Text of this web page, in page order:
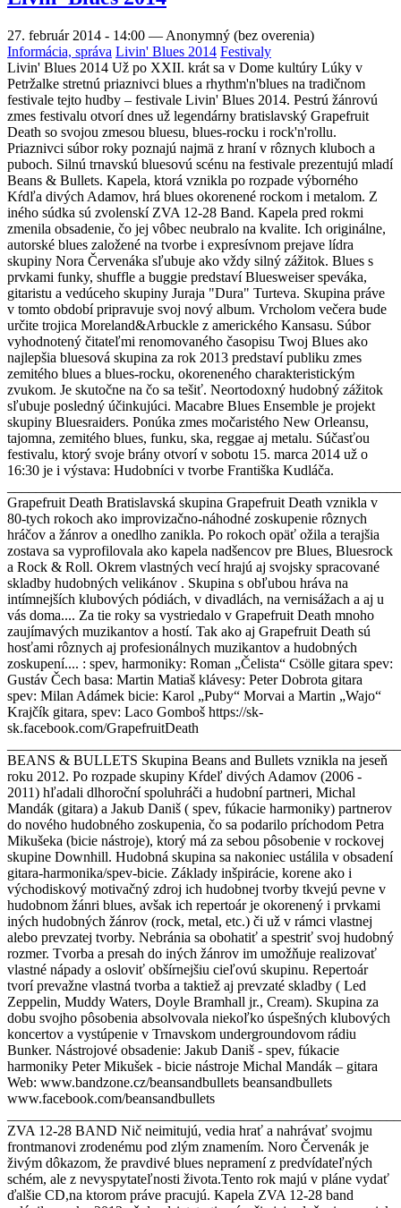
27. február 2014 - 14:00 — Anonymný (bez overenia)
Informácia, správa Livin' Blues 2014 Festivaly
Livin' Blues 2014 Už po XXII. krát sa v Dome kultúry Lúky v
Petržalke stretnú priaznivci blues a rhythm'n'blues na tradičnom
festivale tejto hudby – festivale Livin' Blues 2014. Pestrú žánrovú
zmes festivalu otvorí dnes už legendárny bratislavský Grapefruit
Death so svojou zmesou bluesu, blues-rocku i rock'n'rollu.
Priaznivci súbor roky poznajú najmä z hraní v rôznych kluboch a
puboch. Silnú trnavskú bluesovú scénu na festivale prezentujú mladí
Beans & Bullets. Kapela, ktorá vznikla po rozpade výborného
Kŕdľa divých Adamov, hrá blues okorenené rockom i metalom. Z
iného súdka sú zvolenskí ZVA 12-28 Band. Kapela pred rokmi
zmenila obsadenie, čo jej vôbec neubralo na kvalite. Ich originálne,
autorské blues založené na tvorbe i expresívnom prejave lídra
skupiny Nora Červenáka sľubuje ako vždy silný zážitok. Blues s
prvkami funky, shuffle a buggie predstaví Bluesweiser speváka,
gitaristu a vedúceho skupiny Juraja "Dura" Turteva. Skupina práve
v tomto období pripravuje svoj nový album. Vrcholom večera bude
určite trojica Moreland&Arbuckle z amerického Kansasu. Súbor
vyhodnotený čitateľmi renomovaného časopisu Twoj Blues ako
najlepšia bluesová skupina za rok 2013 predstaví publiku zmes
zemitého blues a blues-rocku, okoreneného charakteristickým
zvukom. Je skutočne na čo sa tešiť. Neortodoxný hudobný zážitok
sľubuje posledný účinkujúci. Macabre Blues Ensemble je projekt
skupiny Bluesraiders. Ponúka zmes močaristého New Orleansu,
tajomna, zemitého blues, funku, ska, reggae aj metalu. Súčasťou
festivalu, ktorý svoje brány otvorí v sobotu 15. marca 2014 už o
16:30 je i výstava: Hudobníci v tvorbe Františka Kudláča.
Grapefruit Death Bratislavská skupina Grapefruit Death vznikla v
80-tych rokoch ako improvizačno-náhodné zoskupenie rôznych
hráčov a žánrov a onedlho zanikla. Po rokoch opäť ožila a terajšia
zostava sa vyprofilovala ako kapela nadšencov pre Blues, Bluesrock
a Rock & Roll. Okrem vlastných vecí hrajú aj svojsky spracované
skladby hudobných velikánov . Skupina s obľubou hráva na
intímnejších klubových pódiách, v divadlách, na vernisážach a aj u
vás doma.... Za tie roky sa vystriedalo v Grapefruit Death mnoho
zaujímavých muzikantov a hostí. Tak ako aj Grapefruit Death sú
hosťami rôznych aj profesionálnych muzikantov a hudobných
zoskupení.... : spev, harmoniky: Roman „Čelista“ Csölle gitara spev:
Gustáv Čech basa: Martin Matiaš klávesy: Peter Dobrota gitara
spev: Milan Adámek bicie: Karol „Puby“ Morvai a Martin „Wajo“
Krajčík gitara, spev: Laco Gomboš https://sk-
sk.facebook.com/GrapefruitDeath
BEANS & BULLETS Skupina Beans and Bullets vznikla na jeseň
roku 2012. Po rozpade skupiny Kŕdeľ divých Adamov (2006 -
2011) hľadali dlhoroční spoluhráči a hudobní partneri, Michal
Mandák (gitara) a Jakub Daniš ( spev, fúkacie harmoniky) partnerov
do nového hudobného zoskupenia, čo sa podarilo príchodom Petra
Mikušeka (bicie nástroje), ktorý má za sebou pôsobenie v rockovej
skupine Downhill. Hudobná skupina sa nakoniec ustálila v obsadení
gitara-harmonika/spev-bicie. Základy inšpirácie, korene ako i
východiskový motivačný zdroj ich hudobnej tvorby tkvejú pevne v
hudobnom žánri blues, avšak ich repertoár je okorenený i prvkami
iných hudobných žánrov (rock, metal, etc.) či už v rámci vlastnej
alebo prevzatej tvorby. Nebránia sa obohatiť a spestriť svoj hudobný
rozmer. Tvorba a presah do iných žánrov im umožňuje realizovať
vlastné nápady a osloviť obšírnejšiu cieľovú skupinu. Repertoár
tvorí prevažne vlastná tvorba a taktiež aj prevzaté skladby ( Led
Zeppelin, Muddy Waters, Doyle Bramhall jr., Cream). Skupina za
dobu svojho pôsobenia absolvovala niekoľko úspešných klubových
koncertov a vystúpenie v Trnavskom undergroundovom rádiu
Bunker. Nástrojové obsadenie: Jakub Daniš - spev, fúkacie
harmoniky Peter Mikušek - bicie nástroje Michal Mandák – gitara
Web: www.bandzone.cz/beansandbullets beansandbullets
www.facebook.com/beansandbullets
ZVA 12-28 BAND Nič neimitujú, vedia hrať a nahrávať svojmu
frontmanovi zrodenému pod zlým znamením. Noro Červenák je
živým dôkazom, že pravdivé blues nepramení z predvídateľných
schém, ale z nevyspytateľnosti života.Tento rok majú v pláne vydať
ďalšie CD,na ktorom práve pracujú. Kapela ZVA 12-28 band